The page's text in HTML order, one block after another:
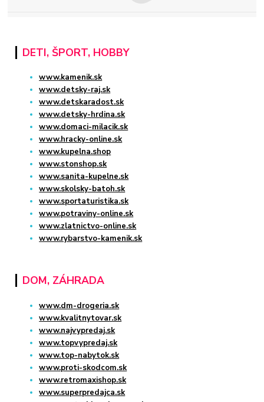
DETI, ŠPORT, HOBBY
www.kamenik.sk
www.detsky-raj.sk
www.detskaradost.sk
www.detsky-hrdina.sk
www.domaci-milacik.sk
www.hracky-online.sk
www.kupelna.shop
www.stonshop.sk
www.sanita-kupelne.sk
www.skolsky-batoh.sk
www.sportaturistika.sk
www.potraviny-online.sk
www.zlatnictvo-online.sk
www.rybarstvo-kamenik.sk
DOM, ZÁHRADA
www.dm-drogeria.sk
www.kvalitnytovar.sk
www.najvypredaj.sk
www.topvypredaj.sk
www.top-nabytok.sk
www.proti-skodcom.sk
www.retromaxishop.sk
www.superpredajca.sk